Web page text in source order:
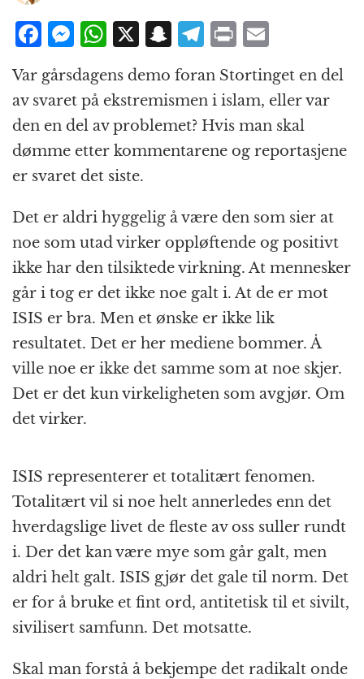
F
a
c
e
b
o
o
k
M
e
ss
e
n
g
e
r
W
at
s
A
p
p
X S
n
a
p
c
h
T
e
g
r
a
P
n
t
ai
l
Var gårsdagens demo foran Stortinget en del
av svaret på ekstremismen i islam, eller var
den en del av problemet? Hvis man skal
dømme etter kommentarene og reportasjene
er svaret det siste.
Det er aldri hyggelig å være den som sier at
noe som utad virker oppløftende og positivt
ikke har den tilsiktede virkning. At mennesker
går i tog er det ikke noe galt i. At de er mot
ISIS er bra. Men et ønske er ikke lik
resultatet. Det er her mediene bommer. Å
ville noe er ikke det samme som at noe skjer.
Det er det kun virkeligheten som avgjør. Om
det virker.
ISIS representerer et totalitært fenomen.
Totalitært vil si noe helt annerledes enn det
hverdagslige livet de fleste av oss suller rundt
i. Der det kan være mye som går galt, men
aldri helt galt. ISIS gjør det gale til norm. Det
er for å bruke et fint ord, antitetisk til et sivilt,
sivilisert samfunn. Det motsatte.
Skal man forstå å bekjempe det radikalt onde